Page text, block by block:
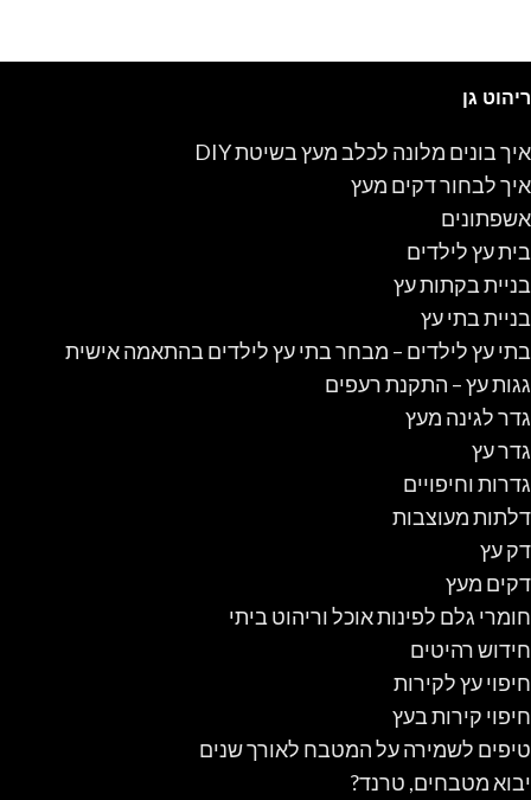
ריהוט גן
איך בונים מלונה לכלב מעץ בשיטת DIY
איך לבחור דקים מעץ
אשפתונים
בית עץ לילדים
בניית בקתות עץ
בניית בתי עץ
בתי עץ לילדים – מבחר בתי עץ לילדים בהתאמה אישית
גגות עץ – התקנת רעפים
גדר לגינה מעץ
גדר עץ
גדרות וחיפויים
דלתות מעוצבות
דק עץ
דקים מעץ
חומרי גלם לפינות אוכל וריהוט ביתי
חידוש רהיטים
חיפוי עץ לקירות
חיפוי קירות בעץ
טיפים לשמירה על המטבח לאורך שנים
יבוא מטבחים, טרנד?